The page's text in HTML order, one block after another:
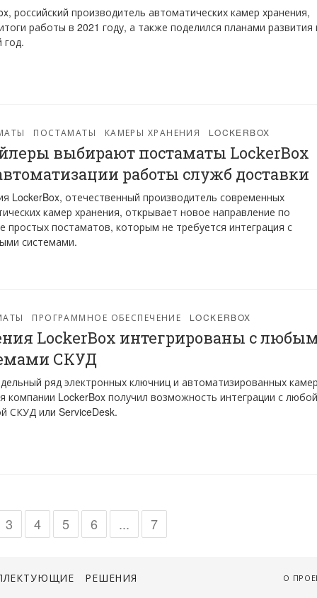
российский производитель автоматических камер хранения,
работы в 2021 году, а также поделился планами развития
год.
ПОСТАМАТЫ КАМЕРЫ ХРАНЕНИЯ LOCKERBOX
выбирают постаматы LockerBox
работы служб доставки
LockerBox, отечественный производитель современных
камер хранения, открывает новое направление по
простых постаматов, которым не требуется интеграция с
системами.
ПРОГРАММНОЕ ОБЕСПЕЧЕНИЕ LOCKERBOX
LockerBox интегрированы с
СКУД
ряд электронных ключниц и автоматизированных
компании LockerBox получил возможность интеграции с любой
СКУД или ServiceDesk.
3 4 5 6 ... 7
О
РЕШЕНИЯ